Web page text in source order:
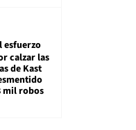
esfuerzo
calzar las
de Kast
mil robos